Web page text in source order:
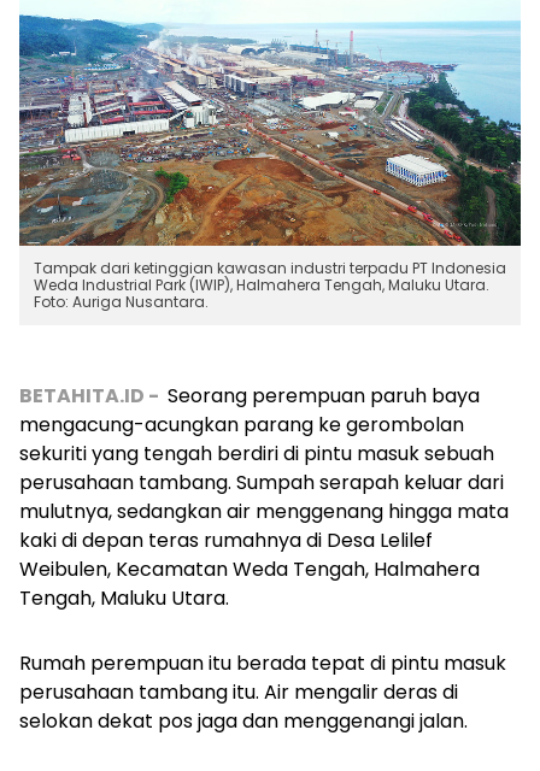
Tampak dari ketinggian kawasan industri terpadu PT Indonesia
Weda Industrial Park (IWIP), Halmahera Tengah, Maluku Utara.
Foto: Auriga Nusantara.
BETAHITA.ID - Seorang perempuan paruh baya
mengacung-acungkan parang ke gerombolan
sekuriti yang tengah berdiri di pintu masuk sebuah
perusahaan tambang. Sumpah serapah keluar dari
mulutnya, sedangkan air menggenang hingga mata
kaki di depan teras rumahnya di Desa Lelilef
Weibulen, Kecamatan Weda Tengah, Halmahera
Tengah, Maluku Utara.
Rumah perempuan itu berada tepat di pintu masuk
perusahaan tambang itu. Air mengalir deras di
selokan dekat pos jaga dan menggenangi jalan.